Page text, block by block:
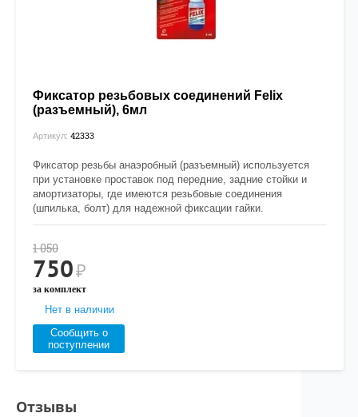
Фиксатор резьбовых соединений Felix
(разъемный), 6мл
Артикул: 42333
Фиксатор резьбы анаэробный (разъемный) используется
при установке проставок под передние, задние стойки и
амортизаторы, где имеются резьбовые соединения
(шпилька, болт) для надежной фиксации гайки.
1 050
750₽
за комплект
Нет в наличии
Сообщить о
поступлении
Отзывы